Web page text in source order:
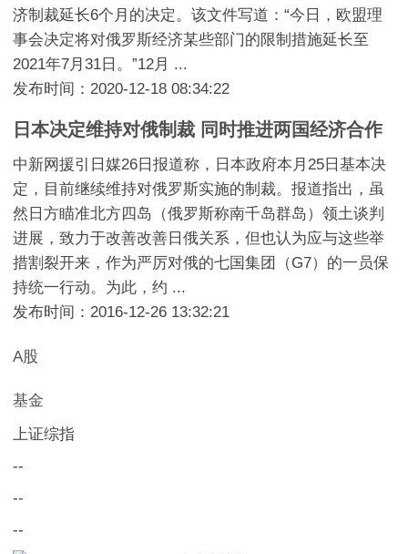
济制裁延长6个月的决定。该文件写道：“今日，欧盟理
事会决定将对俄罗斯经济某些部门的限制措施延长至
2021年7月31日。”12月 ...
发布时间：2020-12-18 08:34:22
日本决定维持对俄制裁 同时推进两国经济合作
中新网援引日媒26日报道称，日本政府本月25日基本决
定，目前继续维持对俄罗斯实施的制裁。报道指出，虽
然日方瞄准北方四岛（俄罗斯称南千岛群岛）领土谈判
进展，致力于改善改善日俄关系，但也认为应与这些举
措割裂开来，作为严厉对俄的七国集团（G7）的一员保
持统一行动。为此，约 ...
发布时间：2016-12-26 13:32:21
A股
基金
上证综指
--
--
--